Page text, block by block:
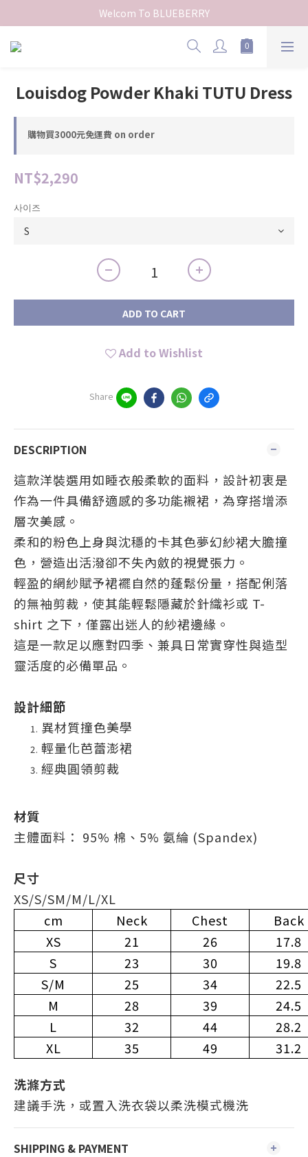
Welcom To BLUEBERRY
Louisdog Powder Khaki TUTU Dress
購物買3000元免運費 on order
NT$2,290
사이즈
ADD TO CART
Add to Wishlist
Share
DESCRIPTION
這款洋裝選用如睡衣般柔軟的面料，設計初衷是
作為一件具備舒適感的多功能襯裙，為穿搭增添
層次美感。
柔和的粉色上身與沈穩的卡其色夢幻紗裙大膽撞
色，營造出活潑卻不失內斂的視覺張力。
輕盈的網紗賦予裙襬自然的蓬鬆份量，搭配俐落
的無袖剪裁，使其能輕鬆隱藏於針織衫或 T-
shirt 之下，僅露出迷人的紗裙邊緣。
這是一款足以應對四季、兼具日常實穿性與造型
靈活度的必備單品。
設計細節
異材質撞色美學
輕量化芭蕾澎裙
經典圓領剪裁
材質
主體面料： 95% 棉、5% 氨綸 (Spandex)
尺寸
XS/S/SM/M/L/XL
cm
Neck Chest
Back
XS
21 26
17.8
S
23 30
19.8
S/M
25 34
22.5
M
28 39
24.5
L
32 44
28.2
XL
35 49 31.2
洗滌方式
建議手洗，或置入洗衣袋以柔洗模式機洗
SHIPPING & PAYMENT